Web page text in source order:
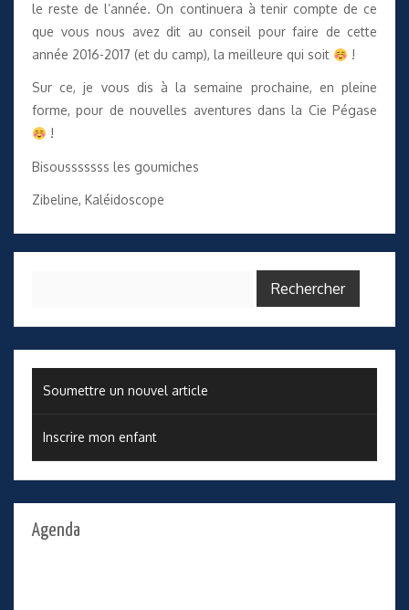
le reste de l’année. On continuera à tenir compte de ce
que vous nous avez dit au conseil pour faire de cette
année 2016-2017 (et du camp), la meilleure qui soit
!
Sur ce, je vous dis à la semaine prochaine, en pleine
forme, pour de nouvelles aventures dans la Cie Pégase
!
Bisousssssss les goumiches
Zibeline, Kaléidoscope
Soumettre un nouvel article
Inscrire mon enfant
Agenda